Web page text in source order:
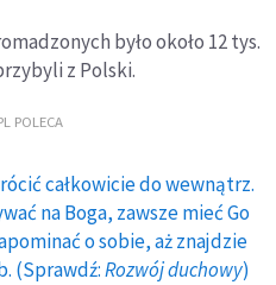
było około 12 tys.
z Polski.
POLECA
całkowicie do wewnątrz.
na Boga, zawsze mieć Go
o sobie, aż znajdzie
(Sprawdź:Rozwój duchowy)